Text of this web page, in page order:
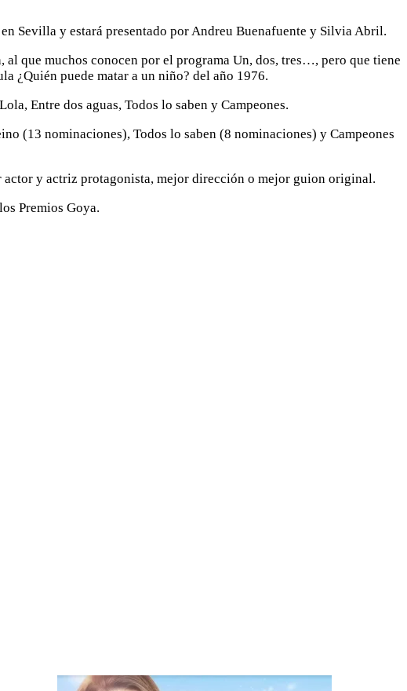
Sevilla y estará presentado por Andreu Buenafuente y Silvia Abril.
que muchos conocen por el programa Un, dos, tres…, pero que tiene
¿Quién puede matar a un niño? del año 1976.
Entre dos aguas, Todos lo saben y Campeones.
(13 nominaciones), Todos lo saben (8 nominaciones) y Campeones
actor y actriz protagonista, mejor dirección o mejor guion original.
Premios Goya.